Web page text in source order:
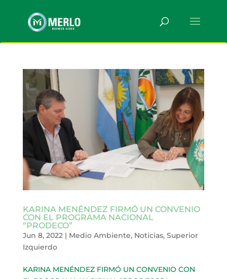
KARINA MENÉNDEZ FIRMÓ UN CONVENIO
CON EL PROGRAMA NACIONAL
“PRODECO”
Jun 8, 2022| Medio Ambiente, Noticias, Superior
Izquierdo
KARINA MENÉNDEZ FIRMÓ UN CONVENIO CON